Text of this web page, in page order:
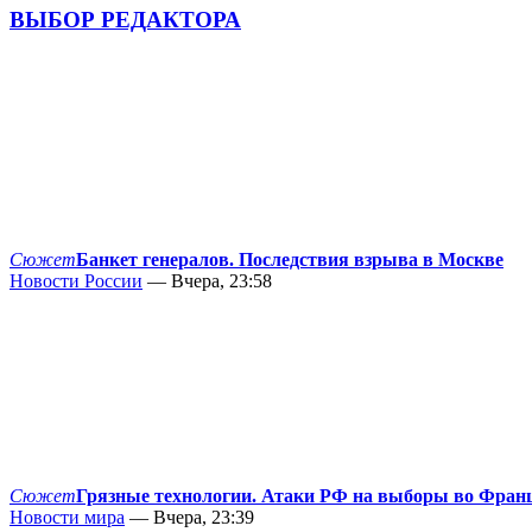
ВЫБОР РЕДАКТОРА
СюжетБанкет генералов. Последствия взрыва в Москве
Новости России — Вчера, 23:58
СюжетГрязные технологии. Атаки РФ на выборы во
Новости мира — Вчера, 23:39